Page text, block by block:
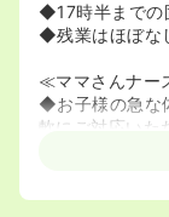
◆17時半までの
◆残業はほぼな
≪ママさんナー
◆お子様の急な
軟にご対応いた
◆施設内だけで
やすいです！